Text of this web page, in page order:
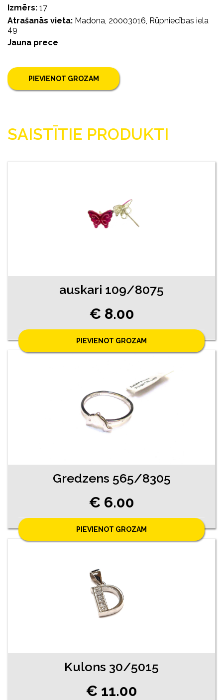
Izmērs: 17
Atrašanās vieta: Madona, 20003016, Rūpniecības iela
49
Jauna prece
PIEVIENOT GROZAM
SAISTĪTIE PRODUKTI
auskari 109/8075
€ 8.00
PIEVIENOT GROZAM
Gredzens 565/8305
€ 6.00
PIEVIENOT GROZAM
Kulons 30/5015
€ 11.00